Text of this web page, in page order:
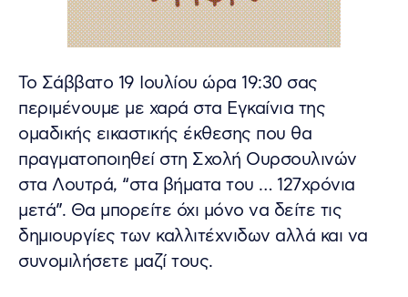
Το Σάββατο 19 Ιουλίου ώρα 19:30 σας
περιμένουμε με χαρά στα Εγκαίνια της
ομαδικής εικαστικής έκθεσης που θα
πραγματοποιηθεί στη Σχολή Ουρσουλινών
στα Λουτρά, “στα βήματα του … 127χρόνια
μετά”. Θα μπορείτε όχι μόνο να δείτε τις
δημιουργίες των καλλιτέχνιδων αλλά και να
συνομιλήσετε μαζί τους.